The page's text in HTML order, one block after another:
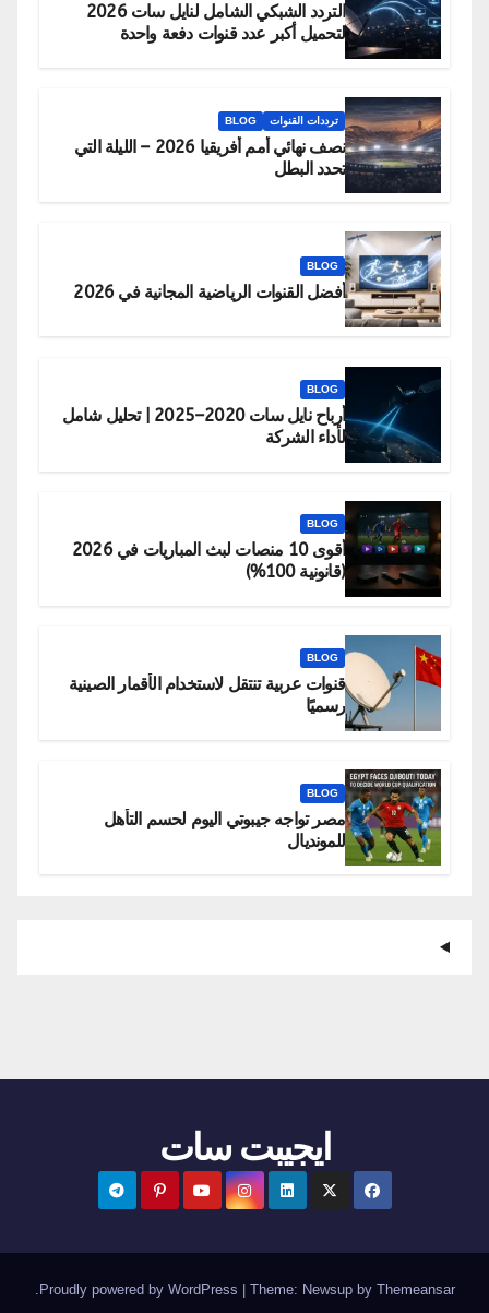
التردد الشبكي الشامل لنايل سات 2026
لتحميل أكبر عدد قنوات دفعة واحدة
ترددات القنوات BLOG
نصف نهائي أمم أفريقيا 2026 – الليلة التي
تحدد البطل
BLOG
أفضل القنوات الرياضية المجانية في 2026
BLOG
أرباح نايل سات 2020–2025 | تحليل شامل
لأداء الشركة
BLOG
أقوى 10 منصات لبث المباريات في 2026
(قانونية 100%)
BLOG
قنوات عربية تنتقل لاستخدام الأقمار الصينية
رسميًا
BLOG
مصر تواجه جيبوتي اليوم لحسم التأهل
للمونديال
ايجيبت سات
Proudly powered by WordPress Theme: Newsupby Themeansar
.